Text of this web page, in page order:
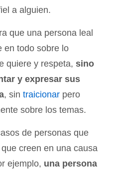
a alguien.
que una persona leal
en todo sobre lo
quiere y respeta, sino
y expresar sus
, sin traicionar pero
sobre los temas.
de personas que
creen en una causa
ejemplo, una persona